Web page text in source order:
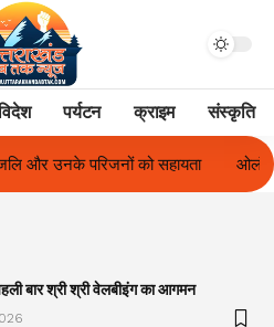
पर्यटन क्राइम संस्कृति
हाई के इंटर-हाउस फुटबॉल टूर्नामेंट में रिग
बार श्री श्री वेलबीइंग का आगमन